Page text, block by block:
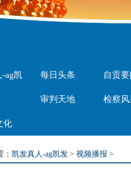
ag凯 每日头条 自贡要
审判天地 检察
化
凯发真人-ag凯发 > 视频播报 >